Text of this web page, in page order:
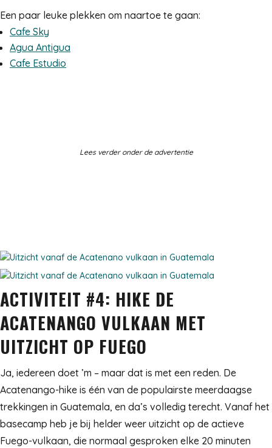
Een paar leuke plekken om naartoe te gaan:
Cafe Sky
Agua Antigua
Cafe Estudio
Lees verder onder de advertentie
ACTIVITEIT #4: HIKE DE
ACATENANGO VULKAAN MET
UITZICHT OP FUEGO
Ja, iedereen doet ’m – maar dat is met een reden. De
Acatenango-hike is één van de populairste meerdaagse
trekkingen in Guatemala, en da’s volledig terecht. Vanaf het
basecamp heb je bij helder weer uitzicht op de actieve
Fuego-vulkaan, die normaal gesproken elke 20 minuten